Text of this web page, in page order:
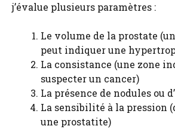
j’évalue plusieurs paramètres :
Le volume de la prostate
peut indiquer une
La consistance (une zone
suspecter un cancer)
La présence de nodules ou
La sensibilité à la pression
une prostatite)